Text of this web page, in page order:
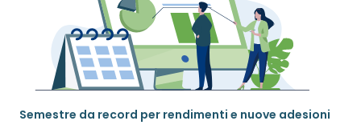
Semestre da record per rendimenti e nuove adesioni